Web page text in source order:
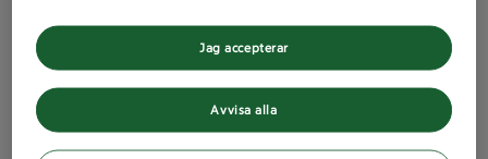
Avvisa alla
Jag accepterar